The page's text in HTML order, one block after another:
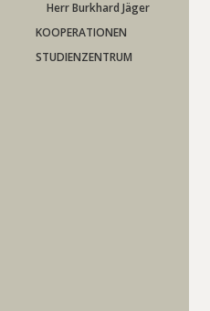
Herr Burkhard Jäger
KOOPERATIONEN
STUDIENZENTRUM